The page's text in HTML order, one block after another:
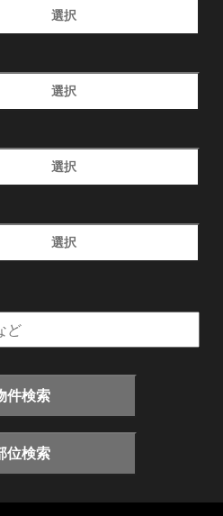
選択
選択
選択
選択
件検索
位検索